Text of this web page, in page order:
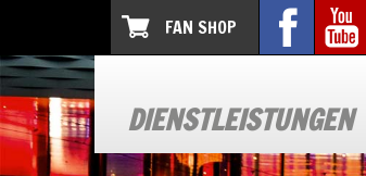
FAN SHOP
DIENSTLEISTUNGEN